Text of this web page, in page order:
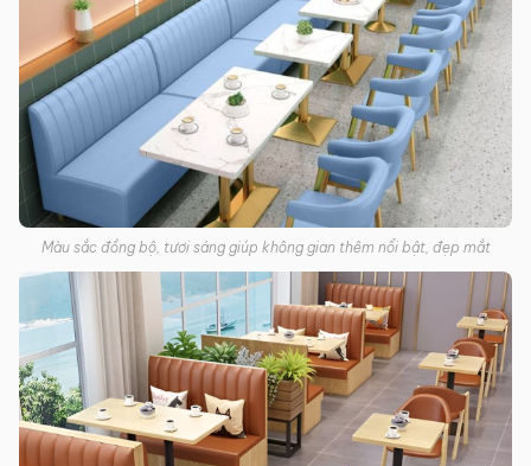
Màu sắc đồng bộ, tươi sáng giúp không gian thêm nổi bật, đẹp mắt